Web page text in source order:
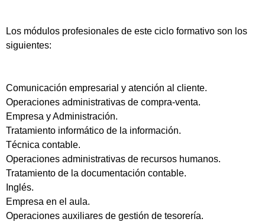
Los módulos profesionales de este ciclo formativo son los
siguientes:
Comunicación empresarial y atención al cliente.
Operaciones administrativas de compra-venta.
Empresa y Administración.
Tratamiento informático de la información.
Técnica contable.
Operaciones administrativas de recursos humanos.
Tratamiento de la documentación contable.
Inglés.
Empresa en el aula.
Operaciones auxiliares de gestión de tesorería.